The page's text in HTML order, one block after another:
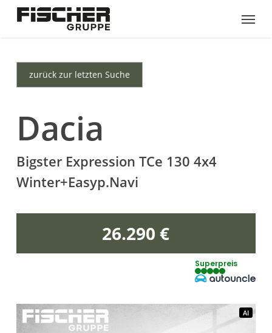
Menu
zurück zur letzten Suche
Dacia
Bigster Expression TCe 130 4x4
Winter+Easyp.Navi
26.290 €
Superpreis
AI